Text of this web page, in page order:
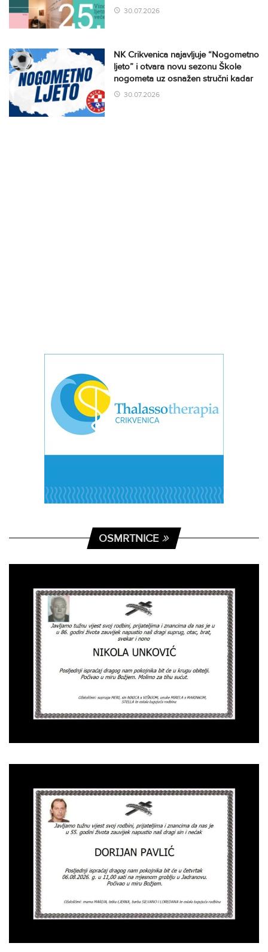
30.07.2026
NK Crikvenica najavljuje “Nogometno
ljeto” i otvara novu sezonu Škole
nogometa uz osnažen stručni kadar
30.07.2026
OSMRTNICE